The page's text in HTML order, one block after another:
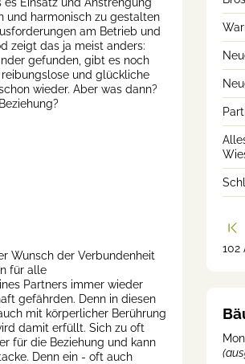
und harmonisch zu gestalten
am Betrieb und
zeigt das ja meist anders:
gefunden, gibt es noch
und glückliche
wieder. Aber was dann?
Wunsch der Verbundenheit
für alle
Partners immer wieder
gefährden. Denn in diesen
mit körperlicher Berührung
damit erfüllt. Sich zu oft
für die Beziehung und kann
Denn ein - oft auch
102